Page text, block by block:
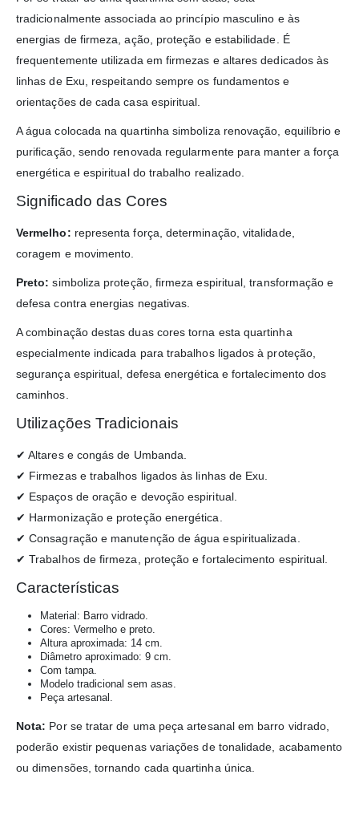
tradicionalmente associada ao princípio masculino e às
energias de firmeza, ação, proteção e estabilidade. É
frequentemente utilizada em firmezas e altares dedicados às
linhas de Exu, respeitando sempre os fundamentos e
orientações de cada casa espiritual.
A água colocada na quartinha simboliza renovação, equilíbrio e
purificação, sendo renovada regularmente para manter a força
energética e espiritual do trabalho realizado.
Significado das Cores
Vermelho: representa força, determinação, vitalidade,
coragem e movimento.
Preto: simboliza proteção, firmeza espiritual, transformação e
defesa contra energias negativas.
A combinação destas duas cores torna esta quartinha
especialmente indicada para trabalhos ligados à proteção,
segurança espiritual, defesa energética e fortalecimento dos
caminhos.
Utilizações Tradicionais
✔ Altares e congás de Umbanda.
✔ Firmezas e trabalhos ligados às linhas de Exu.
✔ Espaços de oração e devoção espiritual.
✔ Harmonização e proteção energética.
✔ Consagração e manutenção de água espiritualizada.
✔ Trabalhos de firmeza, proteção e fortalecimento espiritual.
Características
Material: Barro vidrado.
Cores: Vermelho e preto.
Altura aproximada: 14 cm.
Diâmetro aproximado: 9 cm.
Com tampa.
Modelo tradicional sem asas.
Peça artesanal.
Nota: Por se tratar de uma peça artesanal em barro vidrado,
poderão existir pequenas variações de tonalidade, acabamento
ou dimensões, tornando cada quartinha única.